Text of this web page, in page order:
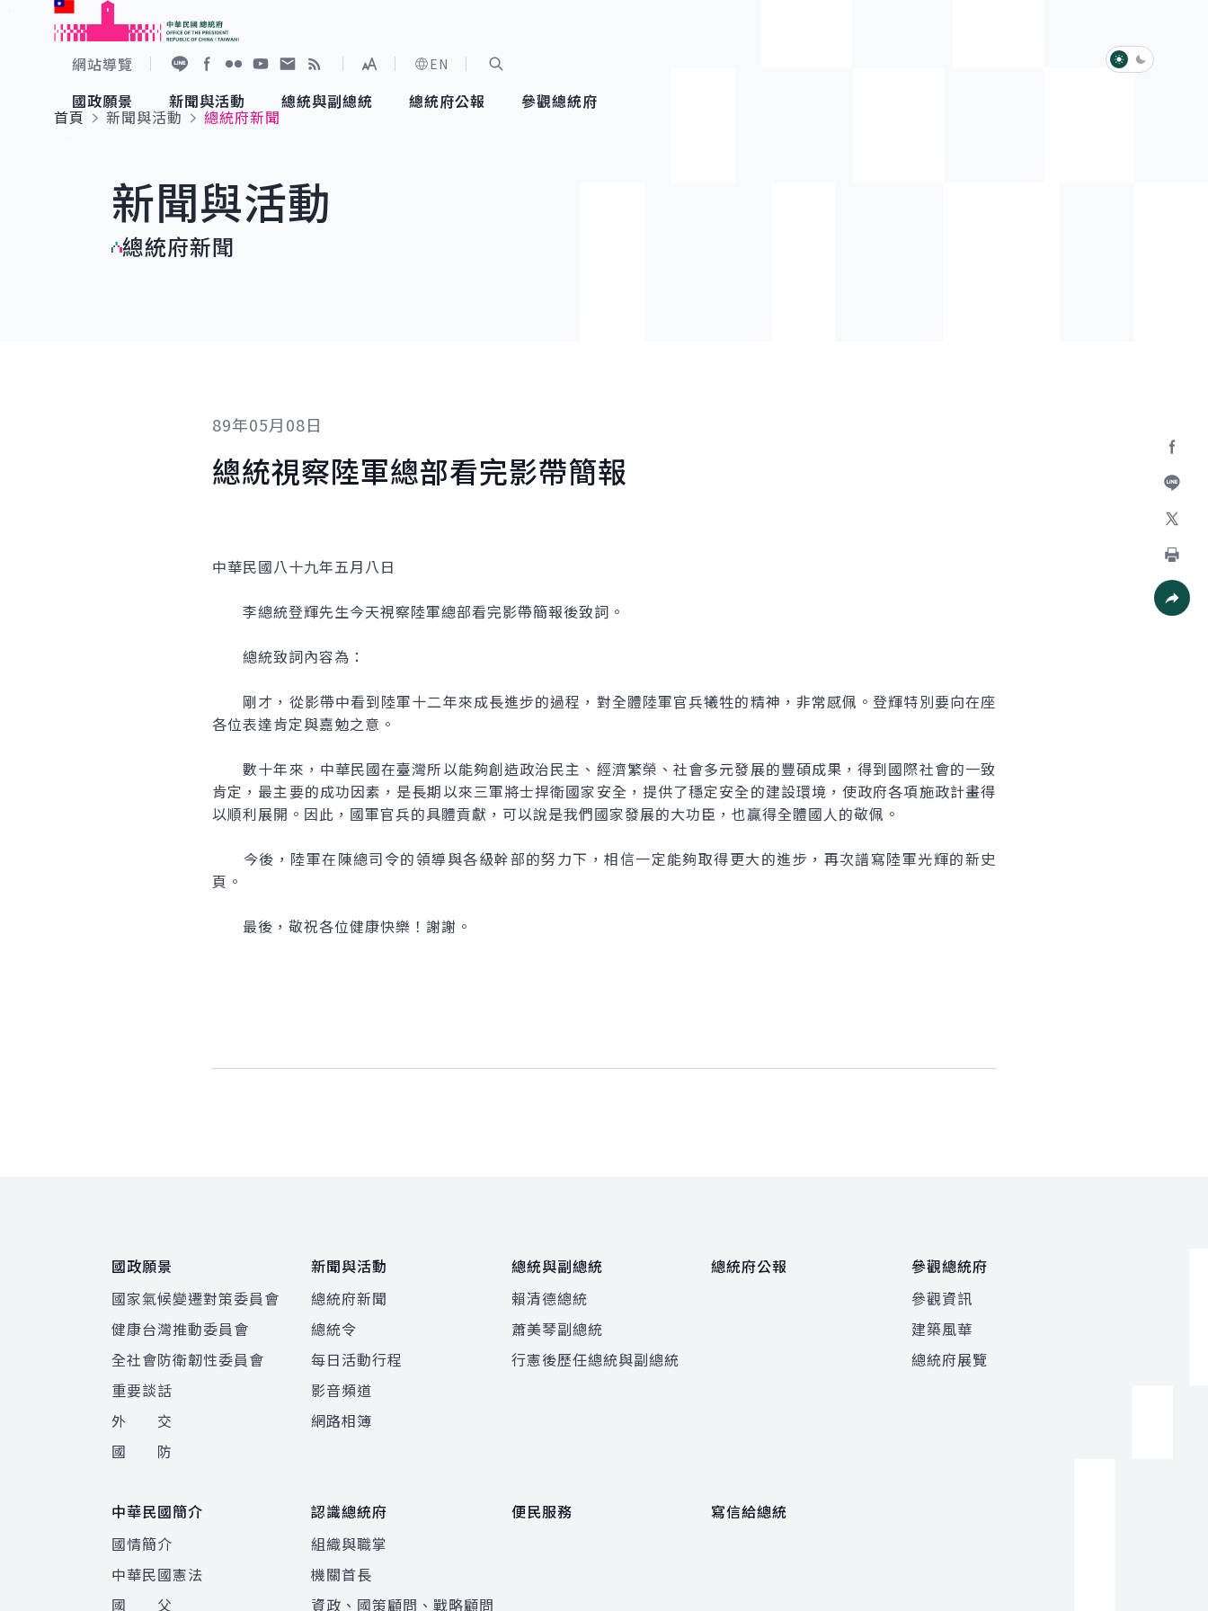
跳到主要內容
網站導覽
展開字級選單
EN
國政願景
國家氣候變遷對策委員會
重要談話
新聞與活動
總統府新聞
影音頻道
總統與副總統
賴清德總統
總統府公報 參觀總統府
參觀資訊
淺色模式
深色模式
首頁
新聞與活動
總統府新聞
新聞與活動
總統府新聞
加入好
列印
89年05月08日
總統視察陸軍總部看完影帶簡報
中華民國八十九年五月八日
李總統登輝先生今天視察陸軍總部看完影帶簡報後致詞。
總統致詞內容為：
剛才，從影帶中看到陸軍十二年來成長進步的過程，對全體陸軍官兵犧牲的精神，非常感佩。登輝特別要向在座
各位表達肯定與嘉勉之意。
數十年來，中華民國在臺灣所以能夠創造政治民主、經濟繁榮、社會多元發展的豐碩成果，得到國際社會的一致
肯定，最主要的成功因素，是長期以來三軍將士捍衛國家安全，提供了穩定安全的建設環境，使政府各項施政計畫得
以順利展開。因此，國軍官兵的具體貢獻，可以說是我們國家發展的大功臣，也贏得全體國人的敬佩。
今後，陸軍在陳總司令的領導與各級幹部的努力下，相信一定能夠取得更大的進步，再次譜寫陸軍光輝的新史
頁。
最後，敬祝各位健康快樂！謝謝。
國政願景
國家氣候變遷對策委員會
健康台灣推動委員會
全社會防衛韌性委員會
重要談話
外 交
國 防
新聞與活動
總統府新聞
總統令
每日活動行程
影音頻道
網路相簿
總統與副總統
賴清德總統
蕭美琴副總統
行憲後歷任總統與副總統
總統府公報
參觀總統府
參觀資訊
建築風華
總統府展覽
中華民國簡介
國情簡介
中華民國憲法
國 父
認識總統府
組織與職掌
機關首長
資政、國策顧問、戰略顧問
便民服務 寫信給總統